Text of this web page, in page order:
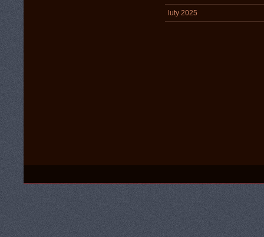
luty 2025